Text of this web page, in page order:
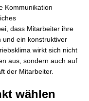
Kommunikation
dass Mitarbeiter ihre
und ein konstruktiver
wirkt sich nicht
aus, sondern auch auf
der Mitarbeiter.
wählen